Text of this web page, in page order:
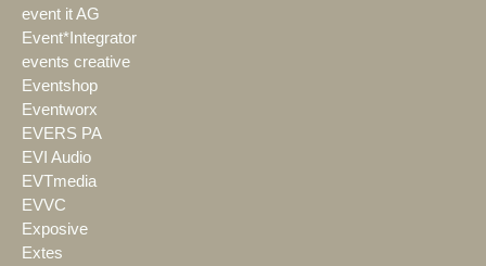
event it AG
Event*Integrator
events creative
Eventshop
Eventworx
EVERS PA
EVI Audio
EVTmedia
EVVC
Exposive
Extes